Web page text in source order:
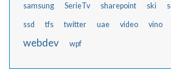
samsung SerieTv sharepoint ski
ssd tfs twitter uae video vino
webdev wpf